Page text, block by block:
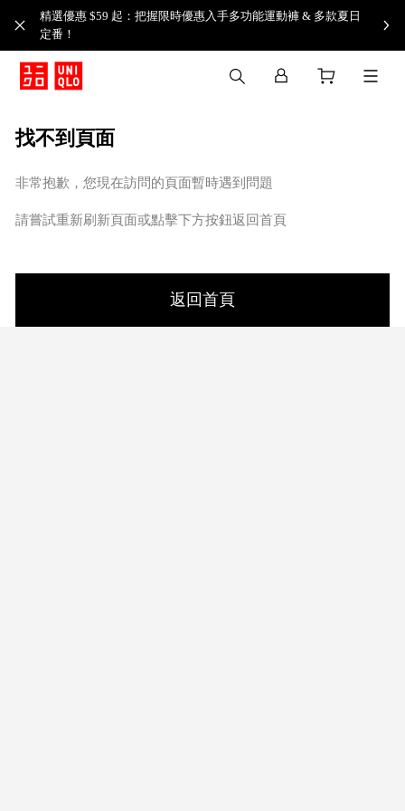
精選優惠 $59 起：把握限時優惠入手多功能運動褲 & 多款夏日
定番！​
找不到頁面
非常抱歉，您現在訪問的頁面暫時遇到問題
請嘗試重新刷新頁面或點擊下方按鈕返回首頁
返回首頁